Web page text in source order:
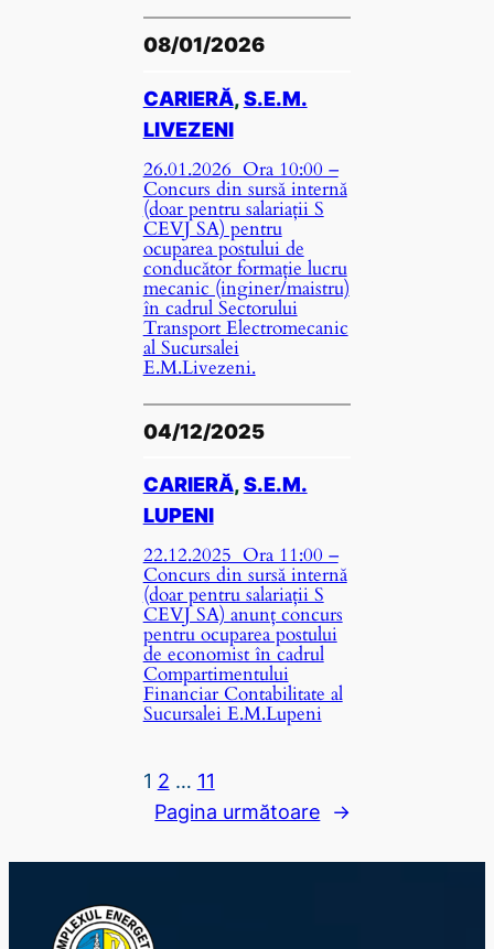
08/01/2026
CARIERĂ, S.E.M.
LIVEZENI
26.01.2026 Ora 10:00 –
Concurs din sursă internă
(doar pentru salariații S
CEVJ SA) pentru
ocuparea postului de
conducător formație lucru
mecanic (inginer/maistru)
în cadrul Sectorului
Transport Electromecanic
al Sucursalei
E.M.Livezeni.
04/12/2025
CARIERĂ, S.E.M.
LUPENI
22.12.2025 Ora 11:00 –
Concurs din sursă internă
(doar pentru salariații S
CEVJ SA) anunț concurs
pentru ocuparea postului
de economist în cadrul
Compartimentului
Financiar Contabilitate al
Sucursalei E.M.Lupeni
1 2 … 11
Pagina următoare →